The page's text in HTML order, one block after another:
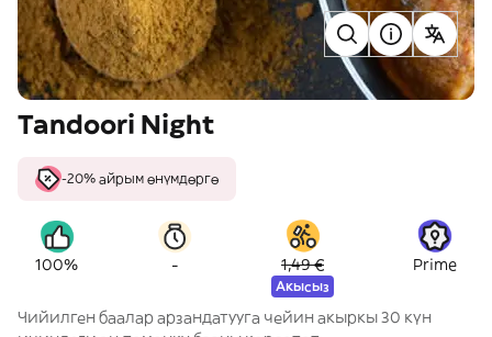
Tandoori Night
-20% айрым өнүмдөргө
100% - 1,49 €
Акысыз
Prime
Чийилген баалар арзандатууга чейин акыркы 30 күн